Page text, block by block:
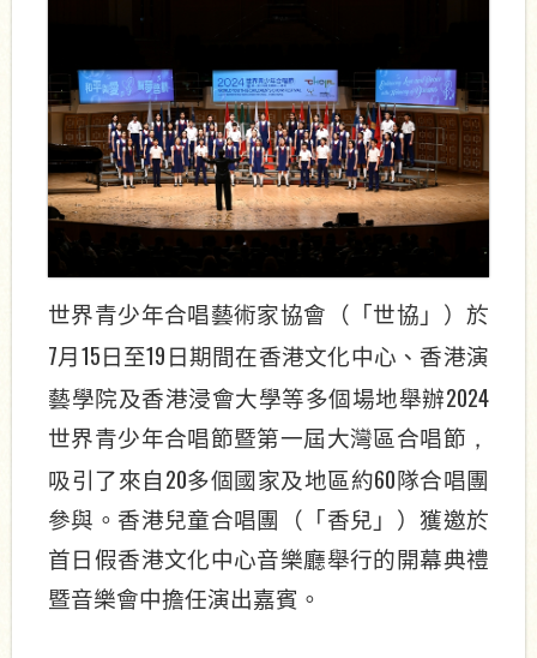
世界青少年合唱藝術家協會（「世協」）於
7月 15 日至19 日期間在香港文化中心、香港演
藝學院及香港浸會大學等多個場地舉辦2024
世界青少年合唱節暨第一屆大灣區合唱節 ，
吸引了來自 20多個國家及地區約60 隊合唱團
參與。香港兒童合唱團（「香兒」）獲邀於
首日假香港文化中心音樂廳舉行的開幕典禮
暨音樂會中擔任演出嘉賓。